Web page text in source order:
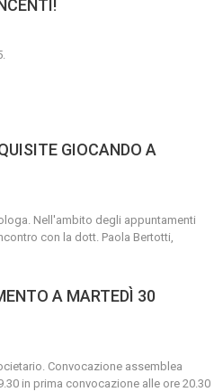
GIOCANDO A
Nell'ambito degli appuntamenti
con la dott. Paola Bertotti,
A MARTEDÌ 30
Convocazione assemblea
in prima convocazione alle ore 20.30